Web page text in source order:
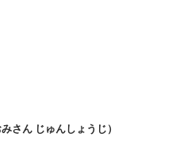
みさん じゅんしょうじ）